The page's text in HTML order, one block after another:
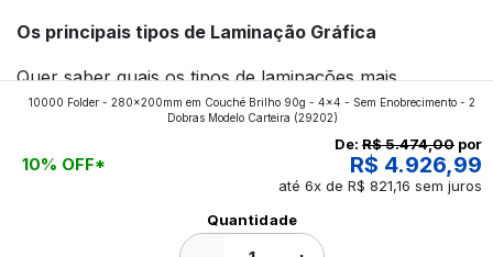
Os principais tipos de Laminação Gráfica
Quer saber quais os tipos de laminações mais
aplicados nos impressos da gráfica FuturaIM? Então,
continue a leitura que vamos revelar para você!
10000 Folder - 280x200mm em Couché Brilho 90g - 4x4 - Sem Enobrecimento - 2
Dobras Modelo Carteira (29202)
10% OFF*
De: R$ 5.474,00 por
R$ 4.926,99
até 6x de R$ 821,16 sem juros
Quantidade